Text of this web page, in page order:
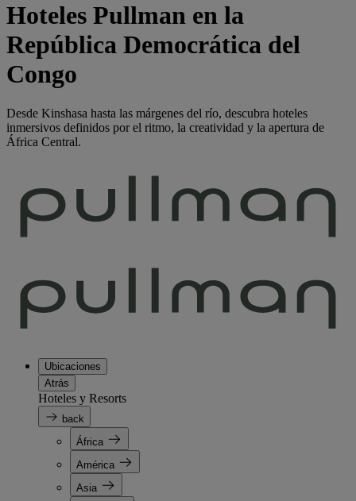
Hoteles Pullman en la
República Democrática del
Congo
Desde Kinshasa hasta las márgenes del río, descubra hoteles
inmersivos definidos por el ritmo, la creatividad y la apertura de
África Central.
Ubicaciones
Atrás
Hoteles y Resorts
back
África
América
Asia